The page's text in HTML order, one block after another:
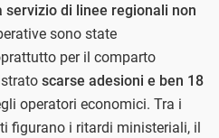
servizio di linee regionali non
sono state
per il comparto
scarse adesioni e ben 18
operatori economici. Tra i
figurano i ritardi ministeriali, il